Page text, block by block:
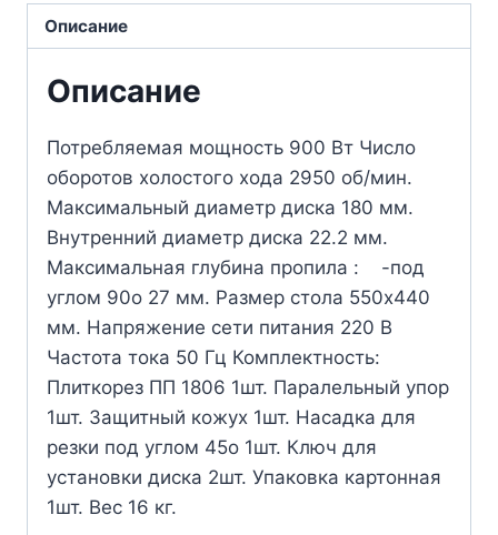
Описание
Описание
Потребляемая мощность 900 Вт Число
оборотов холостого хода 2950 об/мин.
Максимальный диаметр диска 180 мм.
Внутренний диаметр диска 22.2 мм.
Максимальная глубина пропила : -под
углом 90о 27 мм. Размер стола 550х440
мм. Напряжение сети питания 220 В
Частота тока 50 Гц Комплектность:
Плиткорез ПП 1806 1шт. Паралельный упор
1шт. Защитный кожух 1шт. Насадка для
резки под углом 45о 1шт. Ключ для
установки диска 2шт. Упаковка картонная
1шт. Вес 16 кг.